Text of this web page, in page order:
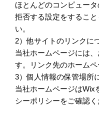
ほとんどのコンピュー
拒否する設定をするこ
い。
2）他サイトのリンクに
当社ホームページには
す。リンク先のホーム
3）個人情報の保管場所
当社ホームページはWix
シーポリシーをご確認